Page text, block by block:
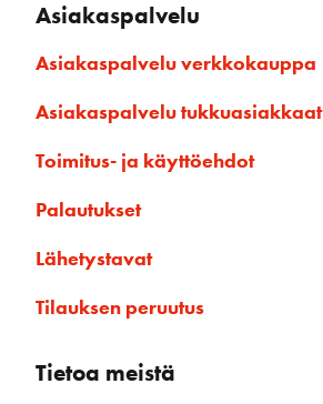
Asiakaspalvelu
Asiakaspalvelu verkkokauppa
Asiakaspalvelu tukkuasiakkaat
Toimitus- ja käyttöehdot
Palautukset
Lähetystavat
Tilauksen peruutus
Tietoa meistä